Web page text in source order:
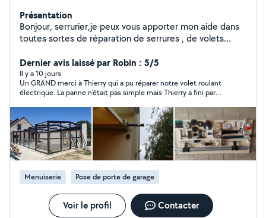
Présentation
Bonjour, serrurier,je peux vous apporter mon aide dans
toutes sortes de réparation de serrures , de volets
meubles, aménagement d'intérieur ( etagères, rideaux,
luminaires, tableaux....ect ) merci
Dernier avis laissé par Robin : 5/5
Il y a 10 jours
Un GRAND merci à Thierry qui a pu réparer notre volet roulant
électrique. La panne n’était pas simple mais Thierry a fini par
fonctionne maintenant parfaitement. De plus, c’est une
personne très agréable. Je ne peux que vous le recommander.
Menuiserie Pose de porte de garage
Voir le profil Contacter